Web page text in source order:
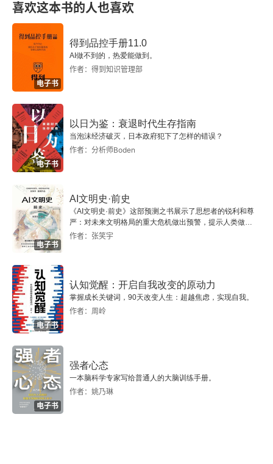
附录1 打破思维定式（续）
附录2 种下“好奇的种子”（续）
附录3 公理和要点小结
附录4 推荐阅读
关于作者
喜欢这本书的人也喜欢
电子书
得到品控手册11.0
AI做不到的，热爱能做到。
作者：得到知识管理部
电子书
以日为鉴：衰退时代生存指南
当泡沫经济破灭，日本政府犯下了怎样的错误？
作者：分析师Boden
电子书
AI文明史·前史
《AI文明史·前史》这部预测之书展示了思想者的锐利和尊
严：对未来文明格局的重大危机做出预警，提示人类做出
智慧的选择。
作者：张笑宇
电子书
认知觉醒：开启自我改变的原动力
掌握成长关键词，90天改变人生：超越焦虑，实现自我。
作者：周岭
电子书
强者心态
一本脑科学专家写给普通人的大脑训练手册。
作者：姚乃琳